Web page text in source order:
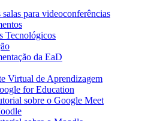
salas para videoconferências
Tecnológicos
da EaD
Virtual de Aprendizagem
for Education
sobre o Google Meet